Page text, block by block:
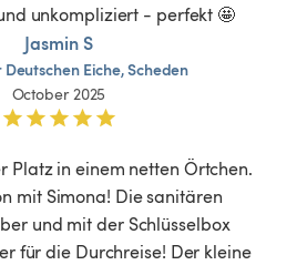
unkompliziert - perfekt 🤩
Jasmin S
Deutschen Eiche,Scheden
October 2025
Platz in einem netten Örtchen.
mit Simona! Die sanitären
und mit der Schlüsselbox
für die Durchreise! Der kleine